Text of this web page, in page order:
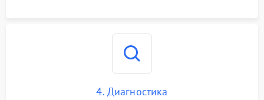
4. Диагностика